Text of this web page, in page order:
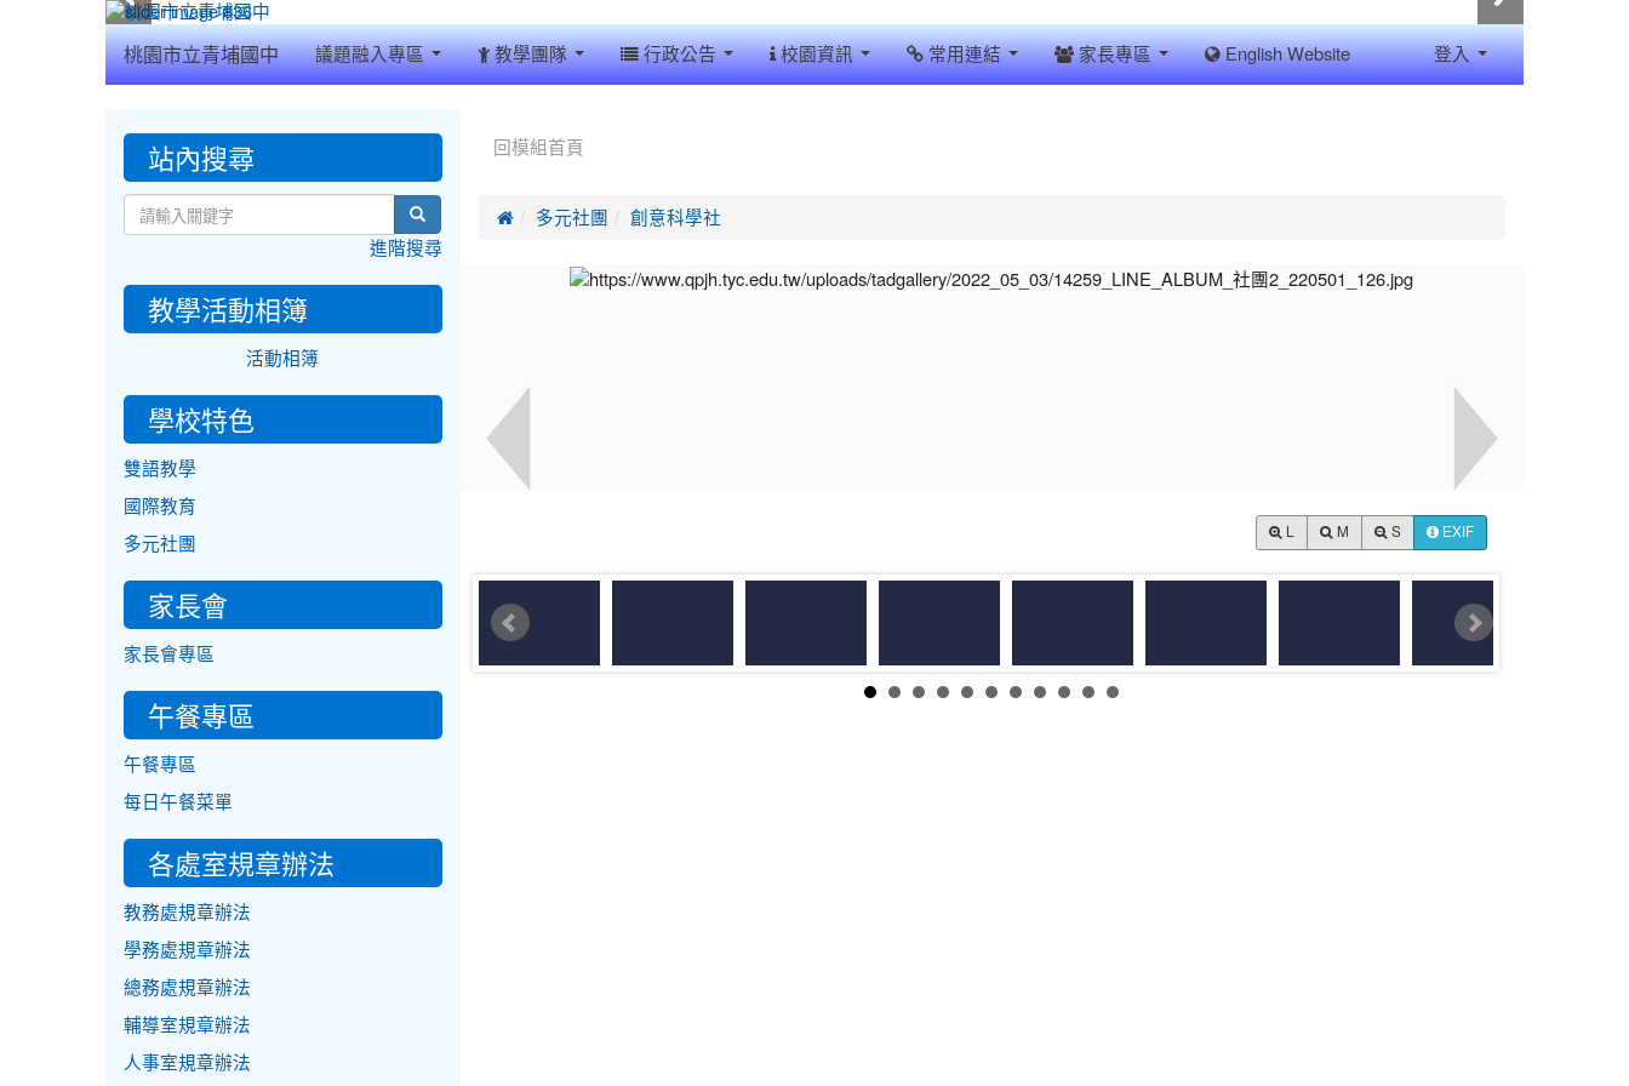
桃園市立青埔國中 議題融入專區 教學團隊 行政公告 校園資訊 常用連結 家長專區 English Website 登入
回模組首頁
 多元社團 創意科學社
M S EXIF
::: 站內搜尋
search
進階搜尋
教學活動相簿
活動相簿
學校特色
雙語教學
國際教育
多元社團
家長會
家長會專區
午餐專區
午餐專區
每日午餐菜單
各處室規章辦法
教務處規章辦法
學務處規章辦法
總務處規章辦法
輔導室規章辦法
人事室規章辦法